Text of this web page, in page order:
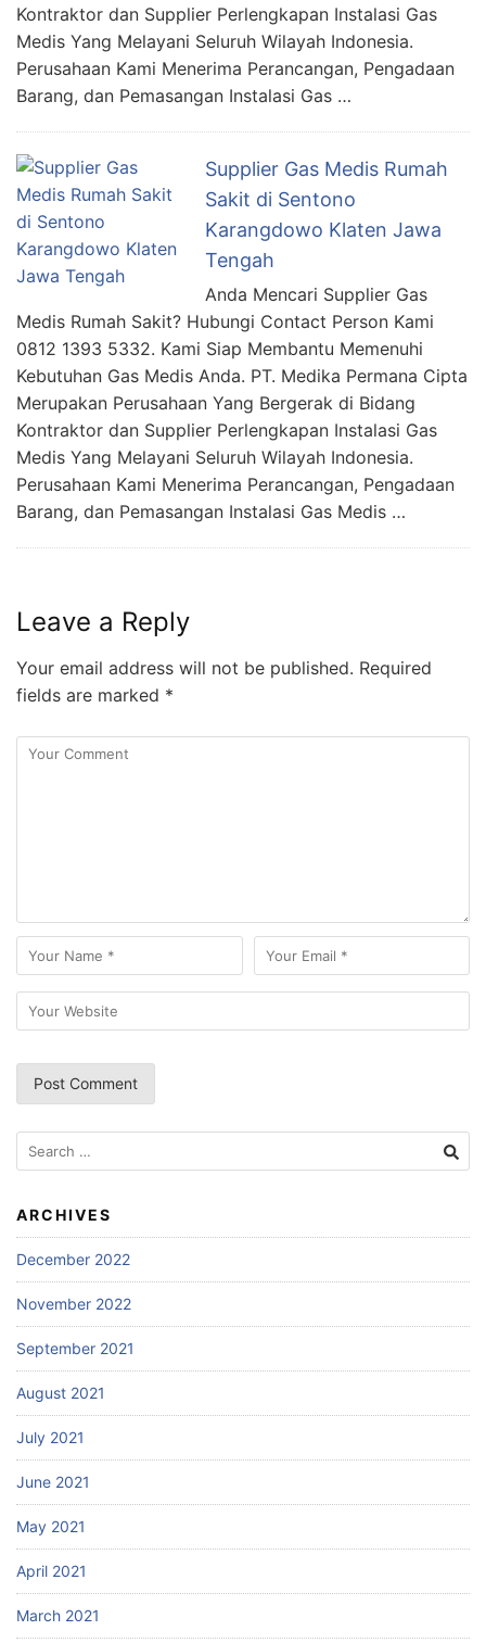
Kontraktor dan Supplier Perlengkapan Instalasi Gas
Medis Yang Melayani Seluruh Wilayah Indonesia.
Perusahaan Kami Menerima Perancangan, Pengadaan
Barang, dan Pemasangan Instalasi Gas …
Supplier Gas Medis Rumah
Sakit di Sentono
Karangdowo Klaten Jawa
Tengah
Anda Mencari Supplier Gas
Medis Rumah Sakit? Hubungi Contact Person Kami
0812 1393 5332. Kami Siap Membantu Memenuhi
Kebutuhan Gas Medis Anda. PT. Medika Permana Cipta
Merupakan Perusahaan Yang Bergerak di Bidang
Kontraktor dan Supplier Perlengkapan Instalasi Gas
Medis Yang Melayani Seluruh Wilayah Indonesia.
Perusahaan Kami Menerima Perancangan, Pengadaan
Barang, dan Pemasangan Instalasi Gas Medis …
Leave a Reply
Your email address will not be published. Required
fields are marked *
Search
for:
ARCHIVES
December 2022
November 2022
September 2021
August 2021
July 2021
June 2021
May 2021
April 2021
March 2021